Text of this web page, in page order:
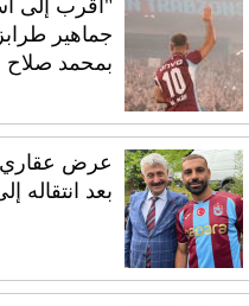
"أقرب إلى
جماهير
بمحمد صلاح
عرض
بعد انتقاله